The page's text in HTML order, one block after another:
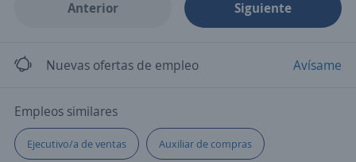
Anterior Siguiente
Nuevas ofertas de empleo Avísame
Empleos similares
Ejecutivo/a de ventas Auxiliar de compras